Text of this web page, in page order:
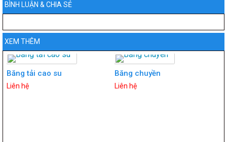
BÌNH LUẬN & CHIA SẺ
XEM THÊM
Băng tải cao su
Liên hệ
Băng chuyền
Liên hệ